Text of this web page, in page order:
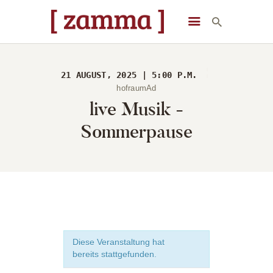
21 AUGUST, 2025 | 5:00 P.M.
hofraumAd
live Musik -
Sommerpause
[ zamma ]
STARTSEITE
VERANSTALTUNGEN
DAS GEBÄUDE
ÜBER UNS
Diese Veranstaltung hat
bereits stattgefunden.